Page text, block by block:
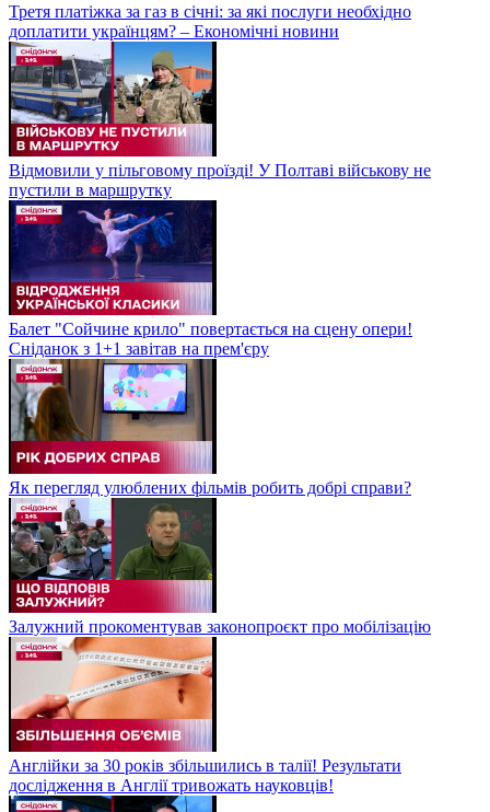
Третя платіжка за газ в січні: за які послуги необхідно
доплатити українцям? – Економічні новини
Відмовили у пільговому проїзді! У Полтаві військову не
пустили в маршрутку
Балет "Сойчине крило" повертається на сцену опери!
Сніданок з 1+1 завітав на прем'єру
Як перегляд улюблених фільмів робить добрі справи?
Залужний прокоментував законопроєкт про мобілізацію
Англійки за 30 років збільшились в талії! Результати
дослідження в Англії тривожать науковців!